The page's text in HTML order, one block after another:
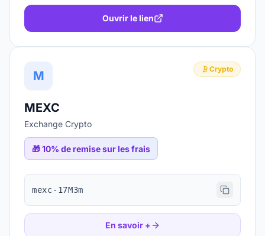
Ouvrir le lien
M Crypto
MEXC
Exchange Crypto
🎁10% de remise sur les frais
mexc-17M3m
En savoir +